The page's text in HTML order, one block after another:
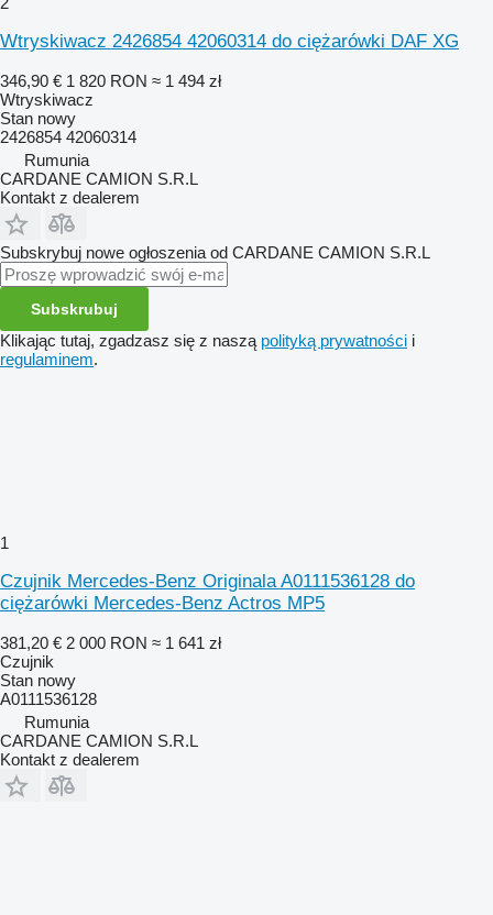
Wtryskiwacz 2426854 42060314 do ciężarówki DAF XG
346,90 € 1 820 RON ≈ 1 494 zł
Wtryskiwacz
Stan nowy
2426854 42060314
Rumunia
CARDANE CAMION S.R.L
Kontakt z dealerem
Subskrybuj nowe ogłoszenia od CARDANE CAMION S.R.L
Subskrubuj
Klikając tutaj, zgadzasz się z naszą polityką prywatności i
regulaminem.
1
Czujnik Mercedes-Benz Originala A0111536128 do
ciężarówki Mercedes-Benz Actros MP5
381,20 € 2 000 RON ≈ 1 641 zł
Czujnik
Stan nowy
A0111536128
Rumunia
CARDANE CAMION S.R.L
Kontakt z dealerem